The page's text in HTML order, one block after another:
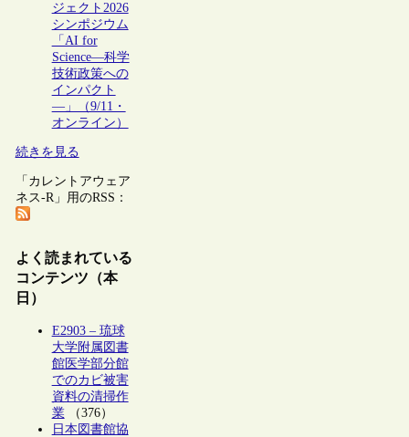
ジェクト2026
シンポジウム
「AI for
Science―科学
技術政策への
インパクト
―」（9/11・
オンライン）
続きを見る
「カレントアウェア
ネス-R」用のRSS：
よく読まれている
コンテンツ（本
日）
E2903 – 琉球
大学附属図書
館医学部分館
でのカビ被害
資料の清掃作
業（376）
日本図書館協